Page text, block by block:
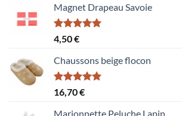
Magnet Drapeau Savoie
Note5.00
sur 5
4,50€
Chaussons beige flocon
Note5.00
sur 5
16,70€
Marionnette Peluche Lapin